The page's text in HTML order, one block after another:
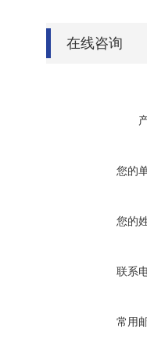
在线咨询
您的
您的
联系
常用